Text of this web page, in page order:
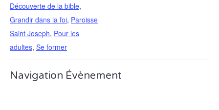
Découverte de la bible,
Grandir dans la foi, Paroisse
Saint Joseph, Pour les
adultes, Se former
Navigation Évènement